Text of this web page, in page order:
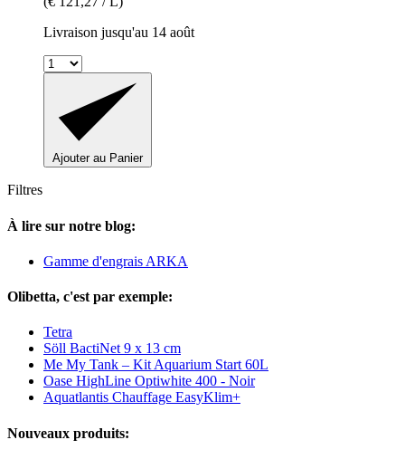
Livraison jusqu'au 14 août
Ajouter au Panier
Filtres
À lire sur notre blog:
Gamme d'engrais ARKA
Olibetta, c'est par exemple:
Tetra
Söll BactiNet 9 x 13 cm
Me My Tank – Kit Aquarium Start 60L
Oase HighLine Optiwhite 400 - Noir
Aquatlantis Chauffage EasyKlim+
Nouveaux produits: